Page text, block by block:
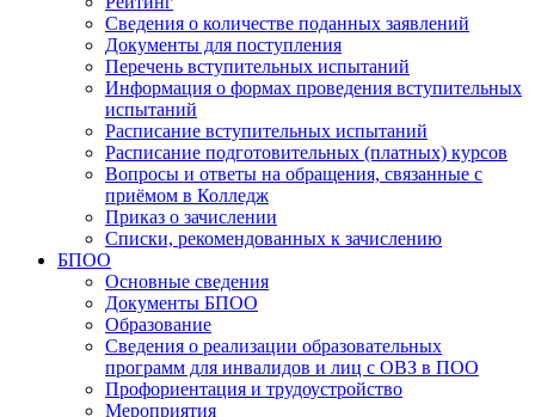
Сведения о количестве поданных заявлений
Документы для поступления
Перечень вступительных испытаний
Информация о формах проведения вступительных
испытаний
Расписание вступительных испытаний
Расписание подготовительных (платных) курсов
Вопросы и ответы на обращения, связанные с
приёмом в Колледж
Приказ о зачислении
Списки, рекомендованных к зачислению
БПОО
Основные сведения
Документы БПОО
Образование
Сведения о реализации образовательных
программ для инвалидов и лиц с ОВЗ в ПОО
Профориентация и трудоустройство
Мероприятия